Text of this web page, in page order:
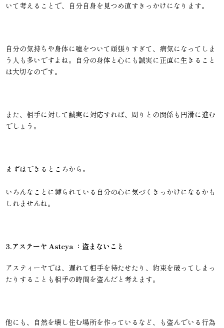
いて考えることで、自分自身を見つめ直すきっかけになります。
自分の気持ちや身体に嘘をついて頑張りすぎて、病気になってしま
う人も多いですよね。自分の身体と心にも誠実に正直に生きること
は大切なのです。
また、相手に対して誠実に対応すれば、周りとの関係も円滑に進む
でしょう。
まずはできるところから。
いろんなことに縛られている自分の心に気づくきっかけになるかも
しれませんね。
3.アステーヤ Asteya ：盗まないこと
アスティーヤでは、遅れて相手を待たせたり、約束を破ってしまっ
たりすることも相手の時間を盗んだと考えます。
他にも、自然を壊し住む場所を作っているなど、も盗んでいる行為